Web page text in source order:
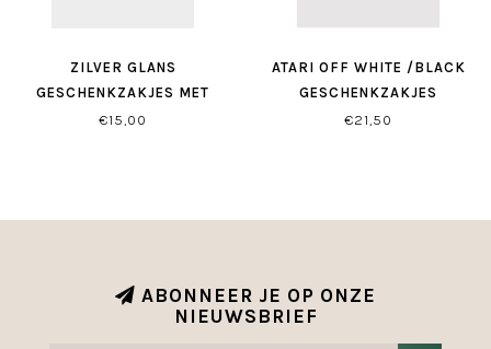
ZILVER GLANS
GESCHENKZAKJES MET
ZELFSLUITING
€15,00
ATARI OFF WHITE /BLACK
GESCHENKZAKJES
€21,50
ABONNEER JE OP ONZE
NIEUWSBRIEF